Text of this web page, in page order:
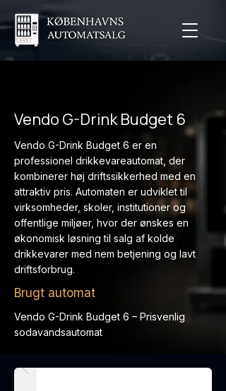
Vendo G-Drink Budget 6
Vendo G-Drink Budget 6 er en
professionel drikkevareautomat, der
kombinerer høj driftssikkerhed med en
attraktiv pris. Automaten er udviklet til
virksomheder, skoler, institutioner og
offentlige miljøer, hvor der ønskes en
økonomisk løsning til salg af kolde
drikkevarer med nem betjening og lavt
driftsforbrug.
Brugt automat
Vendo G-Drink Budget 6 – Prisvenlig
sodavandsautomat